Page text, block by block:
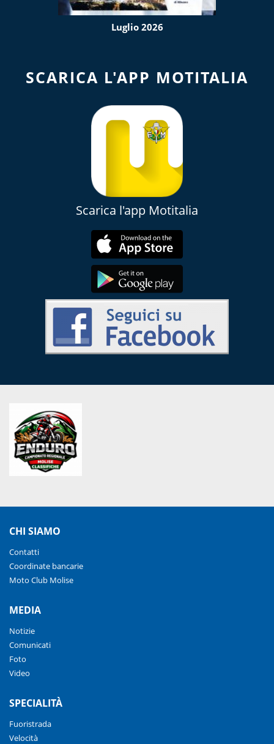
Luglio 2026
SCARICA L'APP MOTITALIA
Scarica l'app Motitalia
CHI SIAMO
Contatti
Coordinate bancarie
Moto Club Molise
MEDIA
Notizie
Comunicati
Foto
Video
SPECIALITÀ
Fuoristrada
Velocità